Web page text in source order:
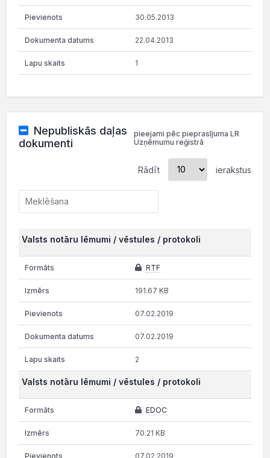
30.05.2013
22.04.2013
1
Nepubliskās daļas
dokumenti
pieejami pēc pieprasījuma LR
Uzņēmumu reģistrā
Rādīt ierakstus
Valsts notāru lēmumi / vēstules / protokoli
RTF
191.67 KB
07.02.2019
07.02.2019
2
Valsts notāru lēmumi / vēstules / protokoli
EDOC
70.21 KB
07.02.2019